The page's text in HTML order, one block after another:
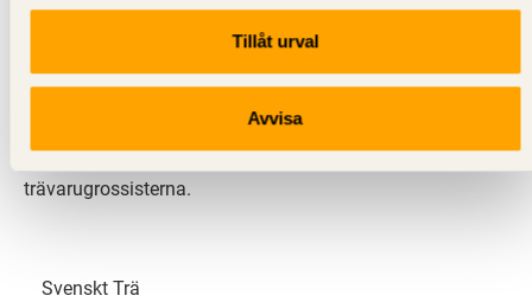
Tillåt urval
Avvisa
Svenskt Trä representerar svensk sågverksindustri
och är en del av branschorganisationen
svensk limträ-, KL-trä- och förpackningsindustri samt
trävarugrossisterna.
Svenskt Trä